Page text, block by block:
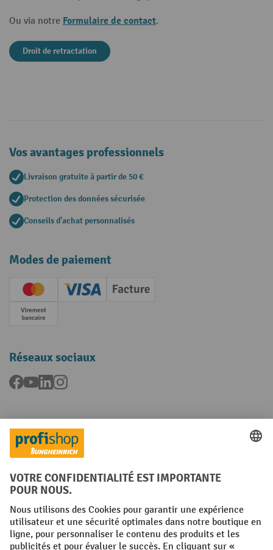
Ou via notre Formulaire de contact.
Droit de retractation
Vos avantages professionnels
Livraison gratuite à partir de 50 €
Protection des données sécurisée
Conseils d'achat personnalisés
Modes de paiement
Creditcard (Master)Creditcard (Visa)
Facture
Paiement anticipé
Réseaux sociaux
Facebook
YouTubeLinkedInInstagram
Langues
FR NL
Conditions générales Mentions légales
Protection des Données Politique de cookies